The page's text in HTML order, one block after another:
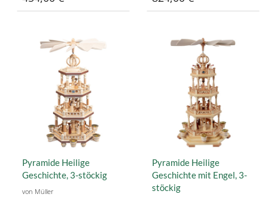
Pyramide Heilige
Geschichte, 3-stöckig
von Müller
Pyramide Heilige
Geschichte mit Engel, 3-
stöckig